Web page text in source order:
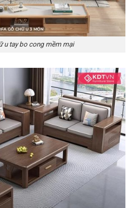
u tay bo cong mềm mại